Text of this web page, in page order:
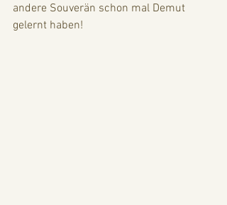
andere Souverän schon mal Demut
gelernt haben!